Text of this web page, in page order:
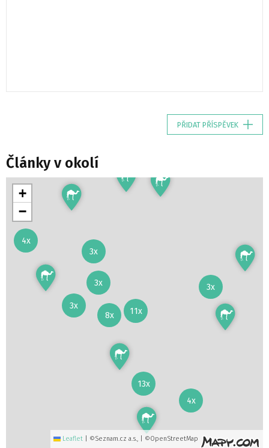
PŘIDAT PŘÍSPĚVEK
Články v okolí
4x
3x
4x
3x
3x
3x
11x
8x
13x
+
−
Leaflet ©Seznam.cz a.s., | ©OpenStreetMap